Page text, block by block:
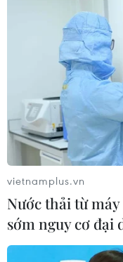
vietnamplus.vn
Nước thải từ
sớm nguy cơ đại